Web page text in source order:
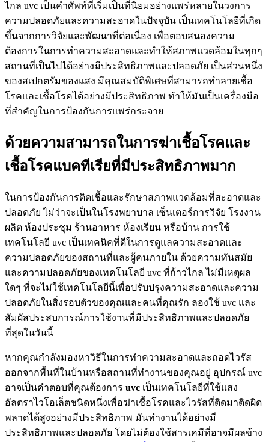
ไกล uvc เป็นคำศัพท์ที่เริ่มเป็นที่นิยมอย่างแพร่หลายในวงการ
ความปลอดภัยและความสะอาดในปัจจุบัน เป็นเทคโนโลยีที่เกิด
ขึ้นจากการวิจัยและพัฒนาที่ต่อเนื่อง เพื่อตอบสนองความ
ต้องการในการทำความสะอาดและทำให้สภาพแวดล้อมในทุกๆ
สถานที่เป็นไปได้อย่างมีประสิทธิภาพและปลอดภัย เป็นส่วนหนึ่ง
ของสเปกตรัมของแสง มีคุณสมบัติพิเศษที่สามารถทำลายเชื้อ
โรคและเชื้อโรคได้อย่างมีประสิทธิภาพ ทำให้มันเป็นเครื่องมือ
ที่สำคัญในการป้องกันการแพร่กระจาย
ด้วยความสามารถในการฆ่าเชื้อโรคและ
เชื้อโรคแบคทีเรียที่มีประสิทธิภาพมาก
ในการป้องกันการติดเชื้อและรักษาสภาพแวดล้อมที่สะอาดและ
ปลอดภัย ไม่ว่าจะเป็นในโรงพยาบาล เซ็นเตอร์การวิจัย โรงงาน
ผลิต ห้องประชุม ร้านอาหาร ห้องเรียน หรือบ้าน การใช้
เทคโนโลยี uvc เป็นเทคนิคที่ดีในการดูแลความสะอาดและ
ความปลอดภัยของสถานที่และผู้คนภายใน ด้วยความทันสมัย
และความปลอดภัยของเทคโนโลยี uvc ที่ก้าวไกล ไม่มีเหตุผล
ใดๆ ที่จะไม่ใช้เทคโนโลยีนี้เพื่อปรับปรุงความสะอาดและความ
ปลอดภัยในสิ่งรอบตัวของคุณและคนที่คุณรัก ลองใช้ uvc และ
สัมผัสประสบการณ์การใช้งานที่มีประสิทธิภาพและปลอดภัย
ที่สุดในวันนี้
หากคุณกำลังมองหาวิธีในการทำความสะอาดและถอดไวรัส
ออกจากพื้นที่ในบ้านหรือสถานที่ทำงานของคุณอยู่ อุปกรณ์ uvc
อาจเป็นคำตอบที่คุณต้องการ uvc เป็นเทคโนโลยีที่ใช้แสง
อัลตราไวโอเล็ตชนิดหนึ่งเพื่อฆ่าเชื้อโรคและไวรัสที่ติดมาติดผิด
พลาดได้สูงอย่างมีประสิทธิภาพ มันทำงานได้อย่างมี
ประสิทธิภาพและปลอดภัย โดยไม่ต้องใช้สารเคมีที่อาจมีผลข้าง